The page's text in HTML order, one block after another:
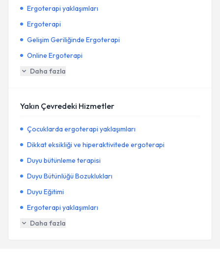
Ergoterapi yaklaşımları
Ergoterapi
Gelişim Geriliğinde Ergoterapi
Online Ergoterapi
Daha fazla
Yakın Çevredeki Hizmetler
Çocuklarda ergoterapi yaklaşımları
Dikkat eksikliği ve hiperaktivitede ergoterapi
Duyu bütünleme terapisi
Duyu Bütünlüğü Bozuklukları
Duyu Eğitimi
Ergoterapi yaklaşımları
Daha fazla